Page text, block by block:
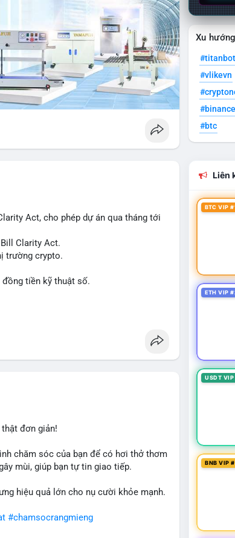
Act, cho phép dự án qua tháng tới
Clarity Act.
trường crypto.
tiền kỹ thuật số.
đơn giản!
chăm sóc của bạn để có hơi thở thơm
mùi, giúp bạn tự tin giao tiếp.
hiệu quả lớn cho nụ cười khỏe mạnh.
#chamsocrangmieng
Xu
#titanbot
#vlikevn
#btc
Liên
BTC VIP
ETH VIP
USDT
BNB VIP